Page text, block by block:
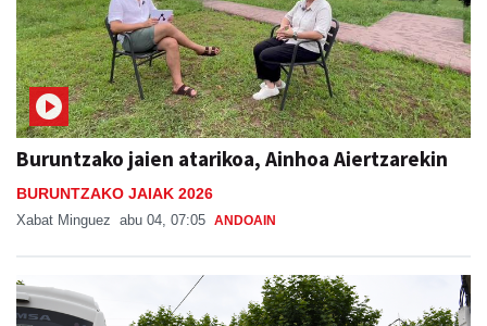
Buruntzako jaien atarikoa, Ainhoa Aiertzarekin
BURUNTZAKO JAIAK 2026
Xabat Minguez abu 04, 07:05 ANDOAIN